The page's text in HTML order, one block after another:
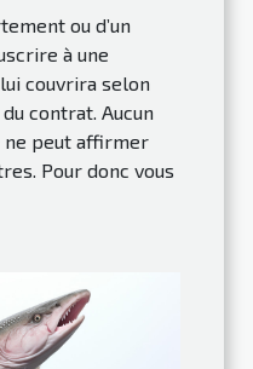
ou d’un
à une
couvrira selon
contrat. Aucun
peut affirmer
Pour donc vous